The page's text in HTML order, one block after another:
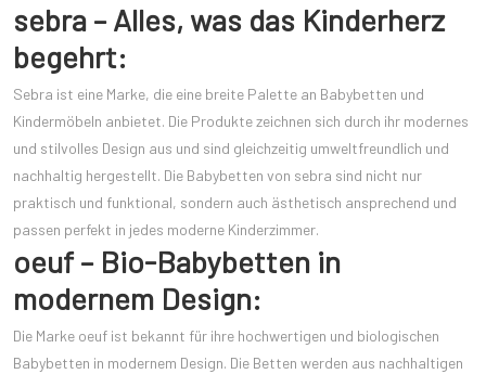
sebra – Alles, was das Kinderherz
begehrt:
Sebra ist eine Marke, die eine breite Palette an Babybetten und
Kindermöbeln anbietet. Die Produkte zeichnen sich durch ihr modernes
und stilvolles Design aus und sind gleichzeitig umweltfreundlich und
nachhaltig hergestellt. Die Babybetten von sebra sind nicht nur
praktisch und funktional, sondern auch ästhetisch ansprechend und
passen perfekt in jedes moderne Kinderzimmer.
oeuf – Bio-Babybetten in
modernem Design:
Die Marke oeuf ist bekannt für ihre hochwertigen und biologischen
Babybetten in modernem Design. Die Betten werden aus nachhaltigen